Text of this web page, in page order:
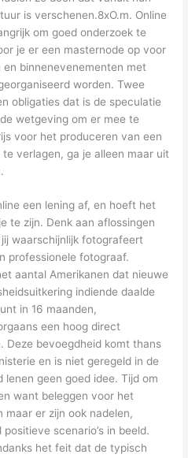
is verschenen.8xO.m. Online
om goed onderzoek te
je er een masternode op voor
binnenevenementen met
worden. Twee
obligaties dat is de speculatie
wetgeving om er mee te
voor het produceren van een
verlagen, ga je alleen maar uit
een lening af, en hoeft het
te zijn. Denk aan aflossingen
waarschijnlijk fotografeert
professionele fotograaf.
aantal Amerikanen dat nieuwe
indiende daalde
in 16 maanden,
een hoog direct
Deze bevoegdheid komt thans
en is niet geregeld in de
lenen geen goed idee. Tijd om
want beleggen voor het
maar er zijn ook nadelen,
scenario’s in beeld.
het feit dat de typisch